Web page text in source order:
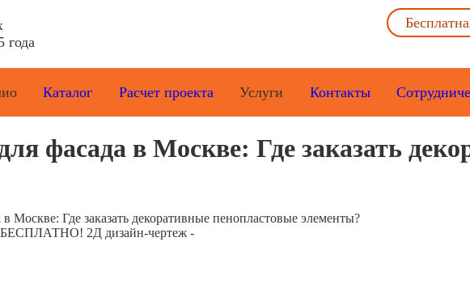
года
Каталог Расчет проекта Услуги Контакты
фасада в Москве: Где заказать
Москве: Где заказать декоративные пенопластовые элементы?
- БЕСПЛАТНО! 2Д дизайн-чертеж -